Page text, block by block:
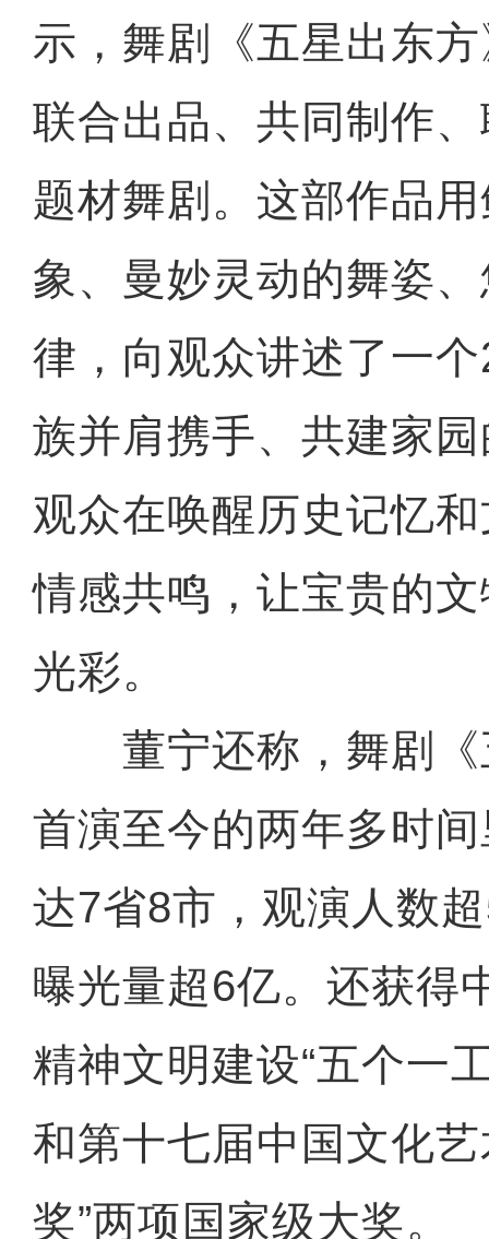
示，舞剧《五星出东
联合出品、共同制作
题材舞剧。这部作品
象、曼妙灵动的舞姿
律，向观众讲述了一
族并肩携手、共建家
观众在唤醒历史记忆
情感共鸣，让宝贵的
光彩。
董宁还称，舞剧《
首演至今的两年多时
达7省8市，观演人数
曝光量超6亿。还获得
精神文明建设“五个一
和第十七届中国文化
奖”两项国家级大奖。